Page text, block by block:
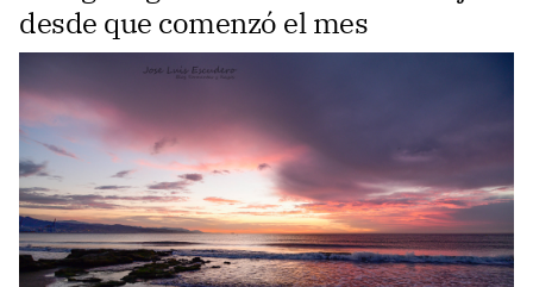
desde que comenzó el mes